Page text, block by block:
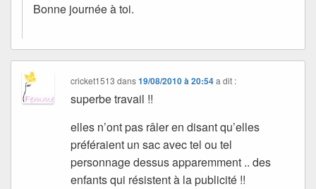
Bonne journée à toi.
cricket1513 dans19/08/2010 à 20:54 a dit :
superbe travail !!
elles n’ont pas râler en disant qu’elles
préféraient un sac avec tel ou tel
personnage dessus apparemment .. des
enfants qui résistent à la publicité !!